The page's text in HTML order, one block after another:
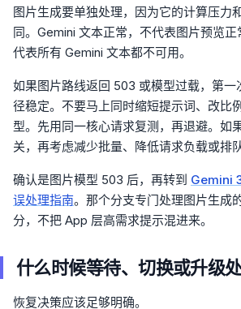
图片生成要单独处理，因为它的计算压力
同。Gemini 文本正常，不代表图片预览
代表所有 Gemini 文本都不可用。
如果图片路线返回 503 或模型过载，第一
径稳定。不要马上同时缩短提示词、改比
型。先用同一核心请求复测，再退避。如
关，再考虑减少批量、降低请求负载或排队
确认是图片模型 503 后，再转到 Gemini
误处理指南。那个分支专门处理图片生成
分，不把 App 层高需求提示混进来。
什么时候等待、切换或升级
恢复决策应该足够明确。